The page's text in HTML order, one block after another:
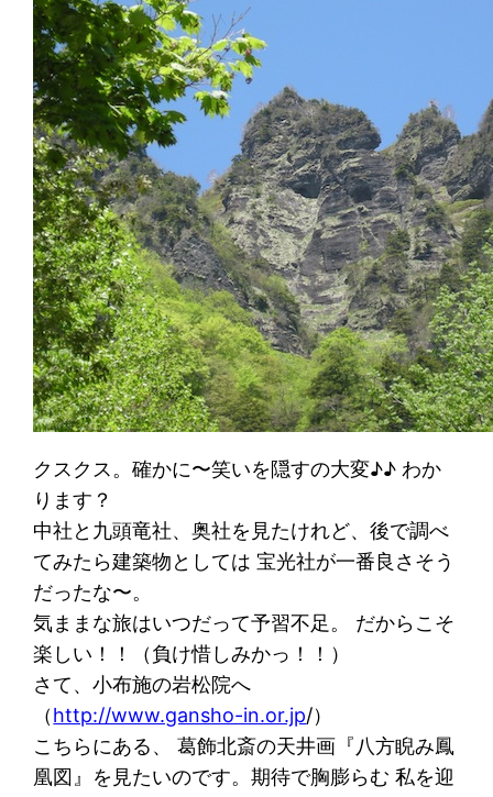
クスクス。確かに〜笑いを隠すの大変♪♪ わか
ります？
中社と九頭竜社、奥社を見たけれど、後で調べ
てみたら建築物としては 宝光社が一番良さそう
だったな〜。
気ままな旅はいつだって予習不足。 だからこそ
楽しい！！（負け惜しみかっ！！）
さて、小布施の岩松院へ
（http://www.gansho-in.or.jp/）
こちらにある、 葛飾北斎の天井画『八方睨み鳳
凰図』を見たいのです。期待で胸膨らむ 私を迎